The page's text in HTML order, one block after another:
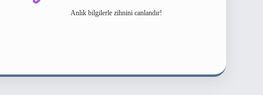
Anlık bilgilerle zihnini canlandır!